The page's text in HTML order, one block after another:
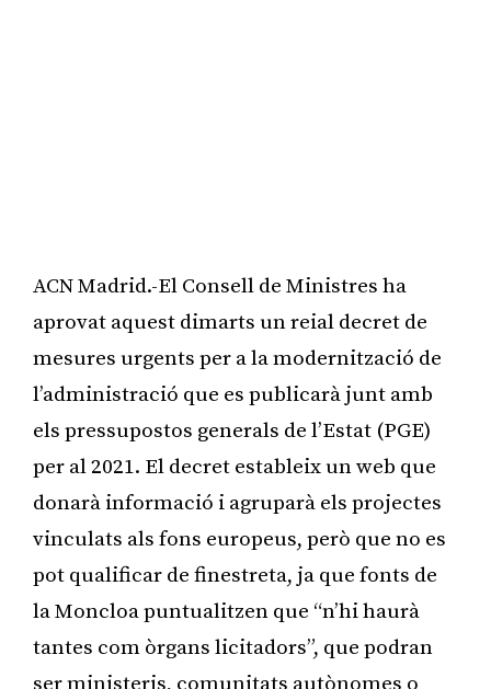
ACN Madrid.-El Consell de Ministres ha
aprovat aquest dimarts un reial decret de
mesures urgents per a la modernització de
l’administració que es publicarà junt amb
els pressupostos generals de l’Estat (PGE)
per al 2021. El decret estableix un web que
donarà informació i agruparà els projectes
vinculats als fons europeus, però que no es
pot qualificar de finestreta, ja que fonts de
la Moncloa puntualitzen que “n’hi haurà
tantes com òrgans licitadors”, que podran
ser ministeris, comunitats autònomes o